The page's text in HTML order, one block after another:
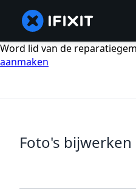
Word lid van de
aanmaken
Foto's bijwerken